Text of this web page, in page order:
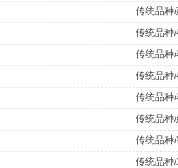
传统品种
传统品种
传统品种
传统品种
传统品种
传统品种
传统品种
传统品种